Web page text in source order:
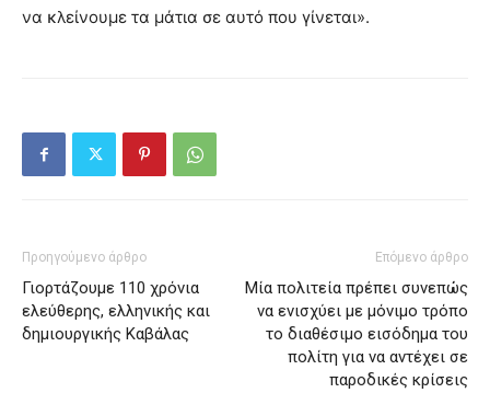
να κλείνουμε τα μάτια σε αυτό που γίνεται».
Προηγούμενο άρθρο
Γιορτάζουμε 110 χρόνια
ελεύθερης, ελληνικής και
δημιουργικής Καβάλας
Επόμενο άρθρο
Μία πολιτεία πρέπει συνεπώς
να ενισχύει με μόνιμο τρόπο
το διαθέσιμο εισόδημα του
πολίτη για να αντέχει σε
παροδικές κρίσεις